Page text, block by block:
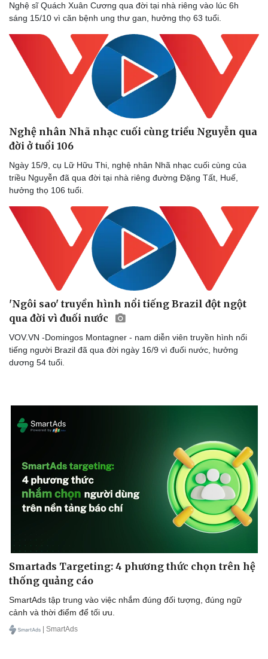
Doanh nghiệp
Thông tin doanh nghiệp
Doanh nghiệp 24h
Doanh nhân
Sành điệu
Tin Công nghệ
Nghệ sĩ Quách Xuân Cương qua đời tại nhà riêng vào lúc 6h
sáng 15/10 vì căn bệnh ung thư gan, hưởng thọ 63 tuổi.
Nghệ nhân Nhã nhạc cuối cùng triều Nguyễn qua
đời ở tuổi 106
Ngày 15/9, cụ Lữ Hữu Thi, nghệ nhân Nhã nhạc cuối cùng của
triều Nguyễn đã qua đời tại nhà riêng đường Đặng Tất, Huế,
hưởng thọ 106 tuổi.
'Ngôi sao' truyền hình nổi tiếng Brazil đột ngột
qua đời vì đuối nước
VOV.VN -Domingos Montagner - nam diễn viên truyền hình nổi
tiếng người Brazil đã qua đời ngày 16/9 vì đuối nước, hưởng
dương 54 tuổi.
Smartads Targeting: 4 phương thức chọn trên hệ
thống quảng cáo
SmartAds tập trung vào việc nhắm đúng đối tượng, đúng ngữ
cảnh và thời điểm để tối ưu.
| SmartAds